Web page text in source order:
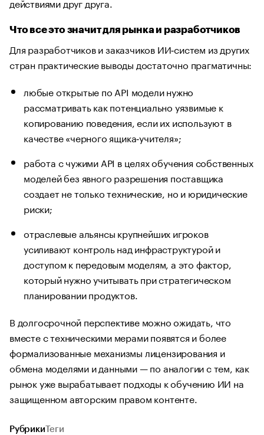
Что все это значит для рынка и разработчиков
Для разработчиков и заказчиков ИИ‑систем из других
стран практические выводы достаточно прагматичны:
любые открытые по API модели нужно
рассматривать как потенциально уязвимые к
копированию поведения, если их используют в
качестве «черного ящика‑учителя»;
работа с чужими API в целях обучения собственных
моделей без явного разрешения поставщика
создает не только технические, но и юридические
риски;
отраслевые альянсы крупнейших игроков
усиливают контроль над инфраструктурой и
доступом к передовым моделям, а это фактор,
который нужно учитывать при стратегическом
планировании продуктов.
В долгосрочной перспективе можно ожидать, что
вместе с техническими мерами появятся и более
формализованные механизмы лицензирования и
обмена моделями и данными — по аналогии с тем, как
рынок уже вырабатывает подходы к обучению ИИ на
защищенном авторским правом контенте.
Рубрики Теги